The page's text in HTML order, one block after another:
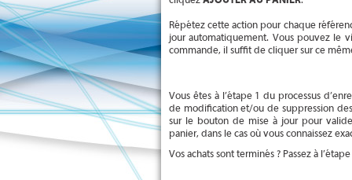
Répétez cette action pour chaque
jour automatiquement. Vous pouvez le
commande, il suffit de cliquer sur ce
Vous êtes à l’étape 1 du processus
de modification et/ou de suppression
sur le bouton de mise à jour pour
panier, dans le cas où vous connaissez
Vos achats sont terminés ? Passez à